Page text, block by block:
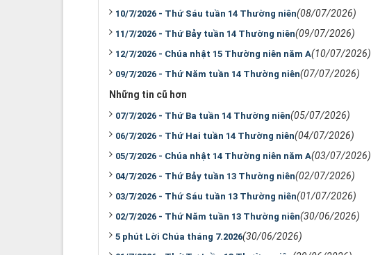
10/7/2026 - Thứ Sáu tuần 14 Thường niên(08/07/2026)
11/7/2026 - Thứ Bảy tuần 14 Thường niên(09/07/2026)
12/7/2026 - Chúa nhật 15 Thường niên năm A(10/07/2026)
09/7/2026 - Thứ Năm tuần 14 Thường niên(07/07/2026)
Những tin cũ hơn
07/7/2026 - Thứ Ba tuần 14 Thường niên(05/07/2026)
06/7/2026 - Thứ Hai tuần 14 Thường niên(04/07/2026)
05/7/2026 - Chúa nhật 14 Thường niên năm A(03/07/2026)
04/7/2026 - Thứ Bảy tuần 13 Thường niên(02/07/2026)
03/7/2026 - Thứ Sáu tuần 13 Thường niên(01/07/2026)
02/7/2026 - Thứ Năm tuần 13 Thường niên(30/06/2026)
5 phút Lời Chúa tháng 7.2026(30/06/2026)